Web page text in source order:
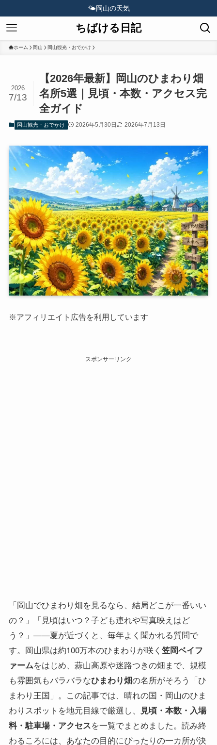
🌤️岡山の天気
ちばける日記
ホーム 岡山 岡山観光・おでかけ
【2026年最新】岡山のひまわり畑
名所5選｜見頃・本数・アクセス完
全ガイド
2026
7/13
岡山観光・おでかけ 2026年5月30日 2026年7月13日
※アフィリエイト広告を利用しています
スポンサーリンク
「岡山でひまわり畑を見るなら、結局どこが一番いい
の？」「見頃はいつ？子ども連れや写真映えはど
う？」——夏が近づくと、毎年よく聞かれる質問で
す。岡山県は約100万本のひまわりが咲く 笠岡ベイフ
ァームをはじめ、蒜山高原や迷路つきの畑まで、規模
も雰囲気もバラバラなひまわり畑の名所がそろう「ひ
まわり王国」。この記事では、晴れの国・岡山のひま
わりスポットを地元目線で厳選し、
見頃・本数・入場
料・駐車場・アクセスを一覧でまとめました。読み終
わるころには、あなたの目的にぴったりの一カ所が決